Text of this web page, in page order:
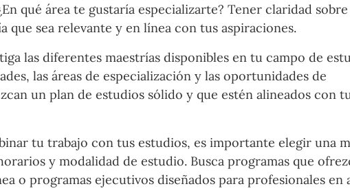
qué área te gustaría especializarte? Tener claridad
que sea relevante y en línea con tus aspiraciones.
las diferentes maestrías disponibles en tu campo de
las áreas de especialización y las oportunidades de
un plan de estudios sólido y que estén alineados con
tu trabajo con tus estudios, es importante elegir una
y modalidad de estudio. Busca programas que
o programas ejecutivos diseñados para profesionales en